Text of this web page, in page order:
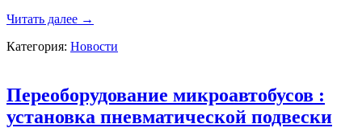
Читать далее YA
YA:
→
Категория: Новости
Переоборудование микроавтобусов :
установка пневматической подвески